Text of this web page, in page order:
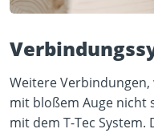
Weitere
mit bloßem Auge nicht
mit dem T-Tec System.